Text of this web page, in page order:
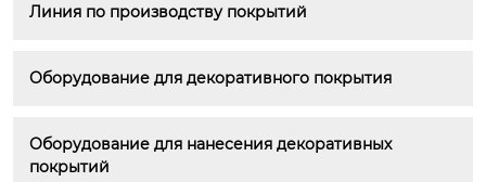
Линия по производству покрытий
Оборудование для декоративного покрытия
Оборудование для нанесения декоративных
покрытий